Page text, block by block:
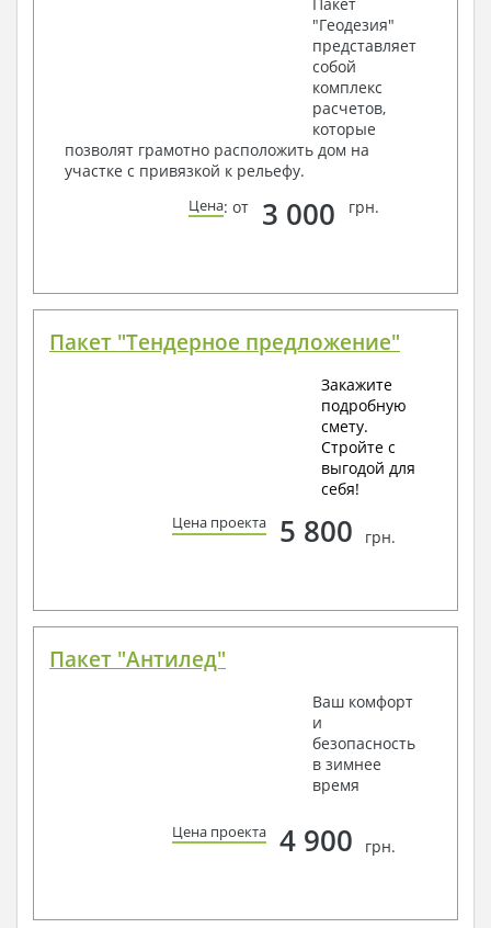
"Геодезия"
представляет
собой
комплекс
расчетов,
которые
позволят грамотно расположить дом на
участке с привязкой к рельефу.
Цена: от 3 000 грн.
Пакет "Тендерное предложение"
Закажите
подробную
смету.
Стройте с
выгодой для
себя!
Цена проекта 5 800 грн.
Пакет "Антилед"
Ваш комфорт
и
безопасность
в зимнее
время
Цена проекта 4 900 грн.